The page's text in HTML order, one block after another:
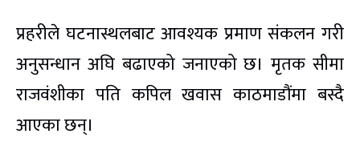
प्रहरीले घटनास्थलबाट आवश्यक प्रमाण संकलन गरी
अनुसन्धान अघि बढाएको जनाएको छ। मृतक सीमा
राजवंशीका पति कपिल खवास काठमाडौंमा बस्दै
आएका छन्।